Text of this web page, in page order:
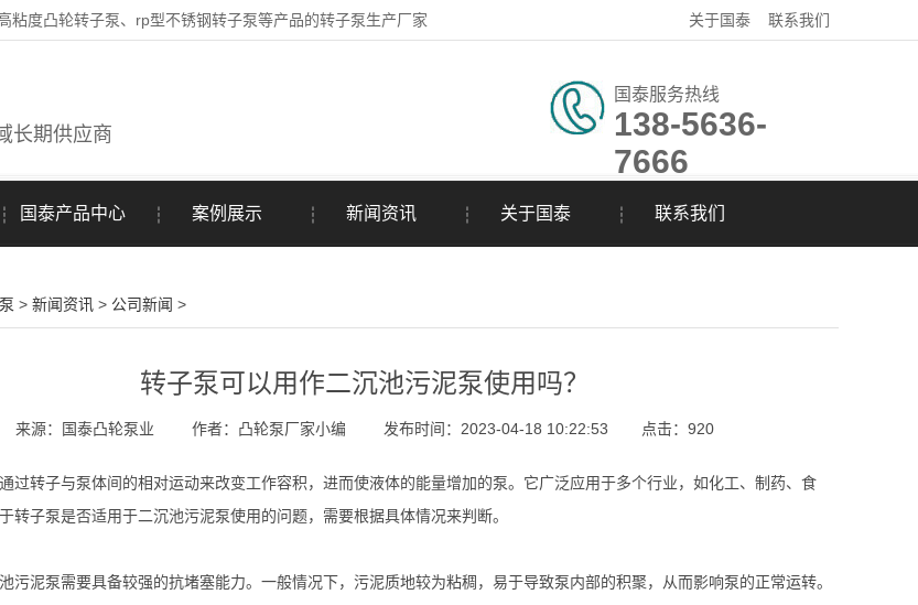
粘度凸轮转子泵、rp型不锈钢转子泵等产品的转子泵生产厂家 关于国泰 联系我们
长期供应商
国泰服务热线
138-5636-
7666
国泰产品中心 案例展示 新闻资讯 关于国泰 联系我们
> 新闻资讯 > 公司新闻 >
转子泵可以用作二沉池污泥泵使用吗？
来源：国泰凸轮泵业 作者：凸轮泵厂家小编 发布时间：2023-04-18 10:22:53 点击： 920
过转子与泵体间的相对运动来改变工作容积，进而使液体的能量增加的泵。它广泛应用于多个行业，如化工、制药、食
转子泵是否适用于二沉池污泥泵使用的问题，需要根据具体情况来判断。
泥泵需要具备较强的抗堵塞能力。一般情况下，污泥质地较为粘稠，易于导致泵内部的积聚，从而影响泵的正常运转。